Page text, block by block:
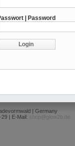
| Password
| Germany
| E-Mail:
shop@glow2b.de